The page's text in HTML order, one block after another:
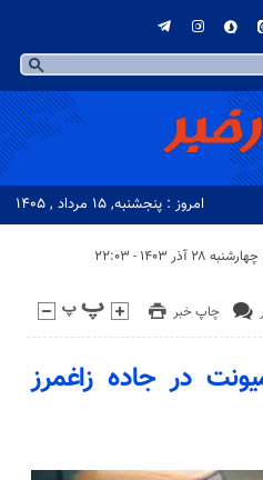
امروز : پنجشنبه, ۱۵ مرداد , ۱۴۰۵
آذر ۱۴۰۳ - ۲۲:۰۳
چاپ خبر
در جاده زاغمرز